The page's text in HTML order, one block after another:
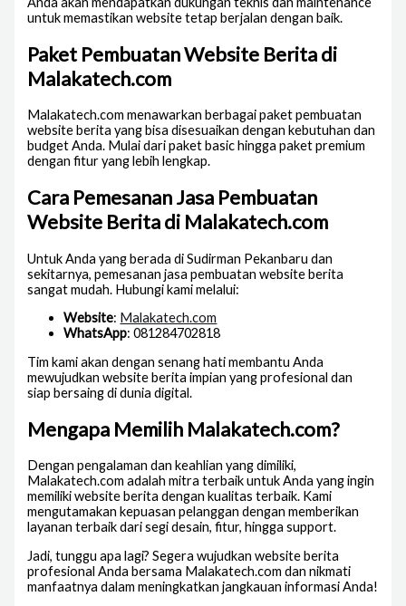
untuk memastikan website tetap berjalan dengan baik.
Paket Pembuatan Website Berita di
Malakatech.com
Malakatech.com menawarkan berbagai paket pembuatan
website berita yang bisa disesuaikan dengan kebutuhan dan
budget Anda. Mulai dari paket basic hingga paket premium
dengan fitur yang lebih lengkap.
Cara Pemesanan Jasa Pembuatan
Website Berita di Malakatech.com
Untuk Anda yang berada di Sudirman Pekanbaru dan
sekitarnya, pemesanan jasa pembuatan website berita
sangat mudah. Hubungi kami melalui:
Website: Malakatech.com
WhatsApp: 081284702818
Tim kami akan dengan senang hati membantu Anda
mewujudkan website berita impian yang profesional dan
siap bersaing di dunia digital.
Mengapa Memilih Malakatech.com?
Dengan pengalaman dan keahlian yang dimiliki,
Malakatech.com adalah mitra terbaik untuk Anda yang ingin
memiliki website berita dengan kualitas terbaik. Kami
mengutamakan kepuasan pelanggan dengan memberikan
layanan terbaik dari segi desain, fitur, hingga support.
Jadi, tunggu apa lagi? Segera wujudkan website berita
profesional Anda bersama Malakatech.com dan nikmati
manfaatnya dalam meningkatkan jangkauan informasi Anda!